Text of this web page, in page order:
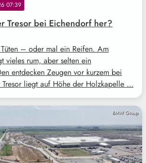
07:39
Tresor bei Eichendorf her?
Tüten – oder mal ein Reifen. Am
vieles rum, aber selten ein
entdecken Zeugen vor kurzem bei
liegt auf Höhe der Holzkapelle …
BMW Group